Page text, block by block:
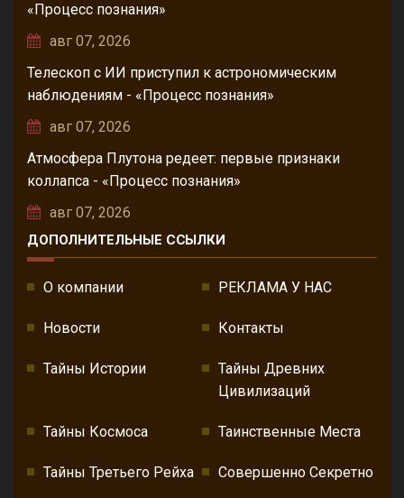
«Процесс познания»
авг 07, 2026
Телескоп с ИИ приступил к астрономическим
наблюдениям - «Процесс познания»
авг 07, 2026
Атмосфера Плутона редеет: первые признаки
коллапса - «Процесс познания»
авг 07, 2026
ДОПОЛНИТЕЛЬНЫЕ ССЫЛКИ
О компании РЕКЛАМА У НАС
Новости Контакты
Тайны Истории
Тайны Древних
Цивилизаций
Тайны Космоса Таинственные Места
Тайны Третьего Рейха Совершенно Секретно